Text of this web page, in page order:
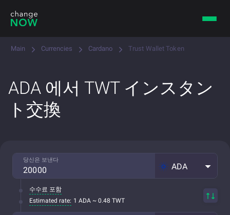
Main Currencies Cardano Trust Wallet Token
ADA 에서 TWT インスタン
ト交換
당신은 보낸다
ADA
수수료 포함
Estimated rate: 1 ADA ~ 0.48 TWT